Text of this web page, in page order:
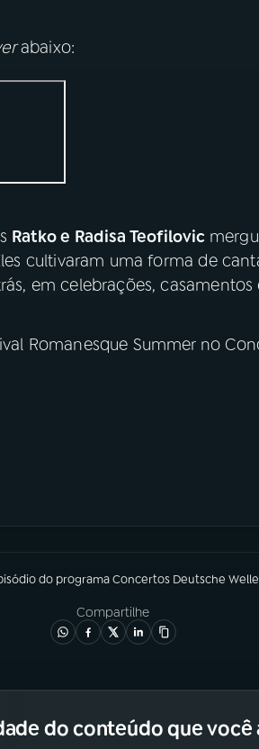
abaixo:
Ratko e Radisa Teofilovic
cultivaram uma forma de
em celebrações, casamentos
Romanesque Summer no
do programaConcertos Deutsche Welle
Compartilhe
do conteúdo que você